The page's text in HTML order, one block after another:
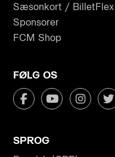
Sæsonkort / BilletFlex
Sponsorer
FCM Shop
FØLG OS
SPROG